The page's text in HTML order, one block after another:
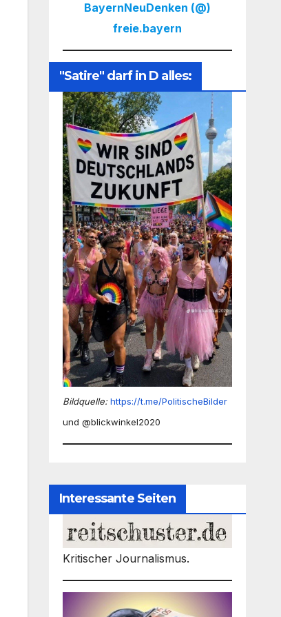
BayernNeuDenken (@)
freie.bayern
"Satire" darf in D alles:
Bildquelle: https://t.me/PolitischeBilder
und @blickwinkel2020
Interessante Seiten
Kritischer Journalismus.